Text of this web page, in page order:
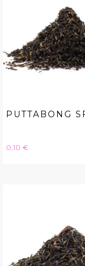
PUTTABONG
Hinta
0,10 €